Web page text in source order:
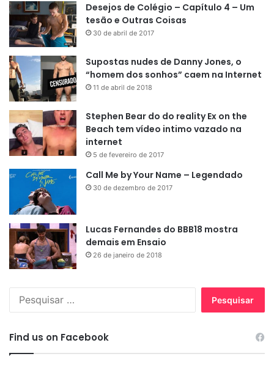
Desejos de Colégio – Capítulo 4 – Um
tesão e Outras Coisas
30 de abril de 2017
Supostas nudes de Danny Jones, o
“homem dos sonhos” caem na Internet
11 de abril de 2018
Stephen Bear do do reality Ex on the
Beach tem vídeo intimo vazado na
internet
5 de fevereiro de 2017
Call Me by Your Name – Legendado
30 de dezembro de 2017
Lucas Fernandes do BBB18 mostra
demais em Ensaio
26 de janeiro de 2018
Find us on Facebook